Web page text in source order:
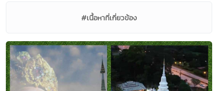
#เนื้อหาที่เกี่ยวข้อง